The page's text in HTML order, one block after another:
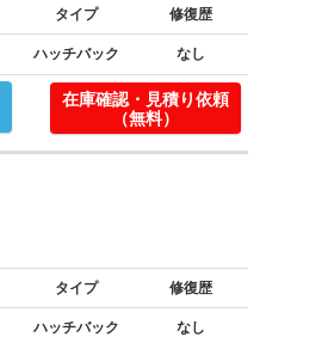
タイプ 修復歴
ハッチバック なし
在庫確認・見積り依頼
（無料）
タイプ 修復歴
ハッチバック なし